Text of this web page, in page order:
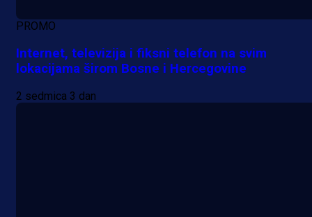
PROMO
Internet, televizija i fiksni telefon na svim
lokacijama širom Bosne i Hercegovine
2 sedmica 3 dan